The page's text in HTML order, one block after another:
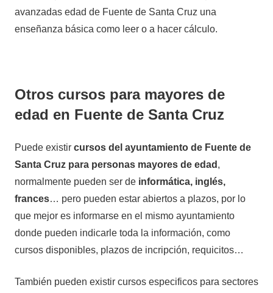
avanzadas edad de Fuente de Santa Cruz una
enseñanza básica como leer o a hacer cálculo.
Otros cursos para mayores de
edad en Fuente de Santa Cruz
Puede existir cursos del ayuntamiento de Fuente de
Santa Cruz para personas mayores de edad ,
normalmente pueden ser de informática, inglés,
frances… pero pueden estar abiertos a plazos, por lo
que mejor es informarse en el mismo ayuntamiento
donde pueden indicarle toda la información, como
cursos disponibles, plazos de incripción, requicitos…
También pueden existir cursos especificos para sectores